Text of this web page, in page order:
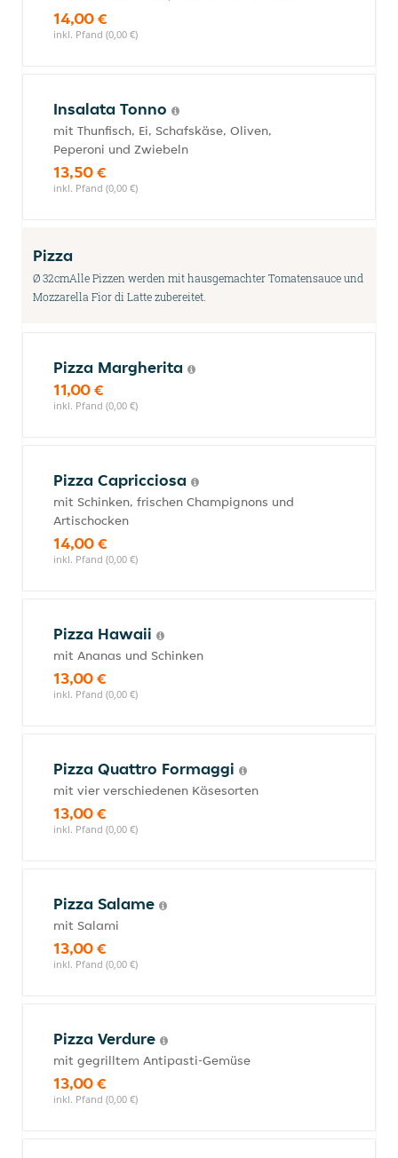
14,00 €
inkl. Pfand (0,00 €)
Insalata Tonno
mit Thunfisch, Ei, Schafskäse, Oliven,
Peperoni und Zwiebeln
13,50 €
inkl. Pfand (0,00 €)
Pizza
Ø 32cmAlle Pizzen werden mit hausgemachter Tomatensauce und
Mozzarella Fior di Latte zubereitet.
Pizza Margherita
11,00 €
inkl. Pfand (0,00 €)
Pizza Capricciosa
mit Schinken, frischen Champignons und
Artischocken
14,00 €
inkl. Pfand (0,00 €)
Pizza Hawaii
mit Ananas und Schinken
13,00 €
inkl. Pfand (0,00 €)
Pizza Quattro Formaggi
mit vier verschiedenen Käsesorten
13,00 €
inkl. Pfand (0,00 €)
Pizza Salame
mit Salami
13,00 €
inkl. Pfand (0,00 €)
Pizza Verdure
mit gegrilltem Antipasti-Gemüse
13,00 €
inkl. Pfand (0,00 €)